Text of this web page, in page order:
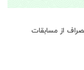
از مسابقات